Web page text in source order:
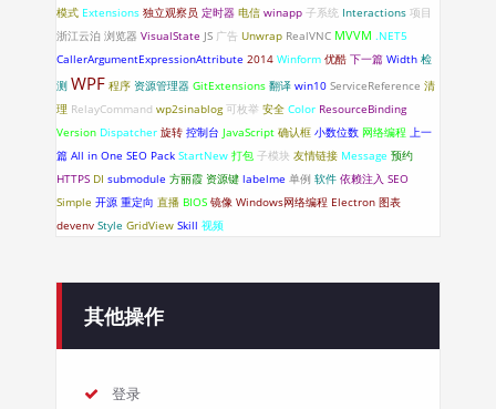
模式 Extensions 独立观察员 定时器 电信 winapp 子系统 Interactions 项目
浙江云泊 浏览器 VisualState JS 广告 Unwrap RealVNC MVVM .NET5
CallerArgumentExpressionAttribute 2014 Winform 优酷 下一篇 Width 检
测 WPF 程序 资源管理器 GitExtensions 翻译 win10 ServiceReference 清
理 RelayCommand wp2sinablog 可枚举 安全 Color ResourceBinding
Version Dispatcher 旋转 控制台 JavaScript 确认框 小数位数 网络编程 上一
篇 All in One SEO Pack StartNew 打包 子模块 友情链接 Message 预约
HTTPS DI submodule 方丽霞 资源键 labelme 单例 软件 依赖注入 SEO
Simple 开源 重定向 直播 BIOS 镜像 Windows网络编程 Electron 图表
devenv Style GridView Skill 视频
其他操作
登录